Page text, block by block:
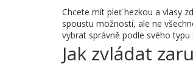
Chcete mít pleť hezkou a vlasy
spoustu možností, ale ne
vybrat správně podle svého
Jak zvládat